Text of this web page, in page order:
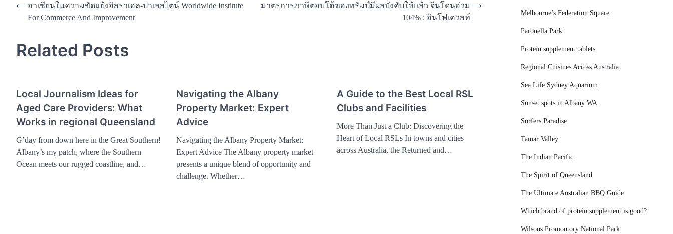
Post
navigation
⟵อาเซียนในความขัดแย้งอิสราเอล-ปาเลสไตน์ Worldwide Institute
For Commerce And Improvement
มาตรการภาษีตอบโต้ของทรัมป์มีผลบังคับใช้แล้ว จีนโดนอ่วม
104% : อินโฟเควสท์
⟶
Related Posts
Local Journalism Ideas for
Aged Care Providers: What
Works in regional Queensland
G’day from down here in the Great Southern!
Albany’s my patch, where the Southern
Ocean meets our rugged coastline, and…
Navigating the Albany
Property Market: Expert
Advice
Navigating the Albany Property Market:
Expert Advice The Albany property market
presents a unique blend of opportunity and
challenge. Whether…
A Guide to the Best Local RSL
Clubs and Facilities
More Than Just a Club: Discovering the
Heart of Local RSLs In towns and cities
across Australia, the Returned and…
Melbourne’s Federation Square
Paronella Park
Protein supplement tablets
Regional Cuisines Across Australia
Sea Life Sydney Aquarium
Sunset spots in Albany WA
Surfers Paradise
Tamar Valley
The Indian Pacific
The Spirit of Queensland
The Ultimate Australian BBQ Guide
Which brand of protein supplement is good?
Wilsons Promontory National Park